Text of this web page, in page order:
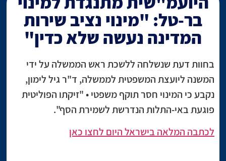
בר-טל: "מינוי נציב שירות
המדינה נעשה שלא כדין"
בחוות דעת שנשלחה ללשכת ראש הממשלה על ידי
המשנה ליועצת המשפטית לממשלה, ד"ר גיל לימון,
נקבע כי המינוי חסר תוקף משפטי • "זיקתו הפוליטית
פוגעת באי-התלות הנדרשת לשמירת הסף".
לכתבה המלאה בישראל היום לחצו כאן